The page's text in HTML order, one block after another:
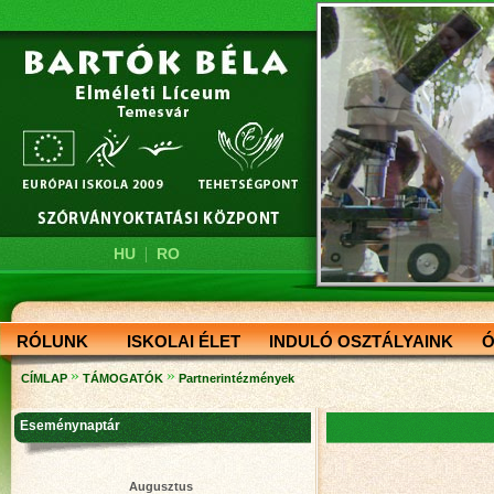
HU| RO
RÓLUNK ISKOLAI ÉLET INDULÓ OSZTÁLYAINK
CÍMLAP » TÁMOGATÓK » Partnerintézmények
Eseménynaptár
Augusztus